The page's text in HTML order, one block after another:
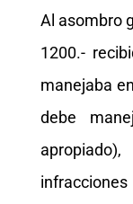
Al asombro
1200.-
manejaba
debe